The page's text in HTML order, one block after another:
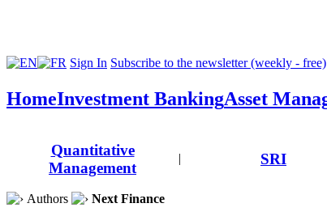
Sign In Subscribe to the newsletter (weekly - free)
HomeInvestment BankingAsset
Quantitative
Management
| SRI
Authors Next Finance